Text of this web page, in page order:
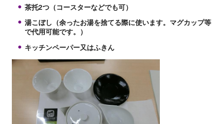
茶托2つ（コースターなどでも可）
湯こぼし（余ったお湯を捨てる際に使います。マグカップ等
で代用可能です。）
キッチンペーパー又はふきん